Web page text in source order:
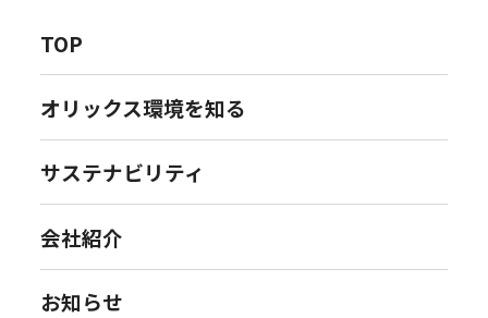
TOP
オリックス環境を知る
サステナビリティ
会社紹介
お知らせ